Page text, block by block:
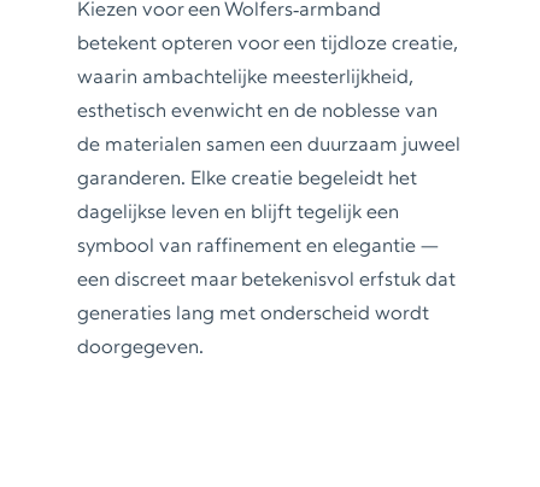
Kiezen voor een Wolfers‑armband
betekent opteren voor een tijdloze creatie,
waarin ambachtelijke meesterlijkheid,
esthetisch evenwicht en de noblesse van
de materialen samen een duurzaam juweel
garanderen. Elke creatie begeleidt het
dagelijkse leven en blijft tegelijk een
symbool van raffinement en elegantie —
een discreet maar betekenisvol erfstuk dat
generaties lang met onderscheid wordt
doorgegeven.